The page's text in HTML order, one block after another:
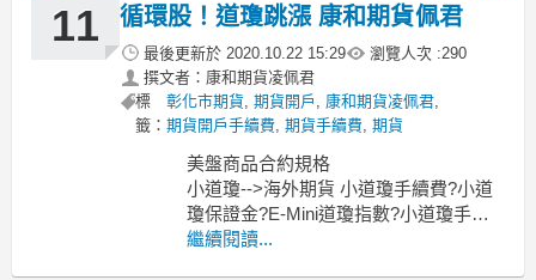
11
循環股！道瓊跳漲 康和期貨佩君
最後更新於 2020.10.22 15:29 瀏覽人次 :290
撰文者：康和期貨凌佩君
標
籤：
彰化市期貨,期貨開戶 , 康和期貨凌佩君,
期貨開戶手續費,期貨手續費,期貨
美盤商品合約規格
小道瓊-->海外期貨 小道瓊手續費?小道
瓊保證金?E-Mini道瓊指數?小道瓊手機
下單?小道瓊結算日?康和佩君
繼續閱讀...